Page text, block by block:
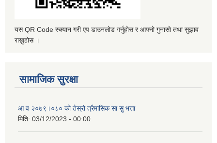
यस QR Code स्क्यान गरी एप डाउनलोड गर्नुहोस र आफ्नो गुनासो तथा सुझाव
राख्नुहोस ।
सामाजिक सुरक्षा
आ व २०७९।०८० को तेस्रो त्रैमासिक सा सु भत्ता
मिति: 03/12/2023 - 00:00